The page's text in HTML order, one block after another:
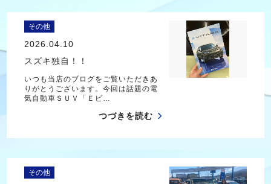
その他
2026.04.10
スズキ独自！！
いつも当店のブログをご覧いただきあ
りがとうございます。今回は話題の電
気自動車ＳＵＶ「Ｅビ…
つづきを読む
その他